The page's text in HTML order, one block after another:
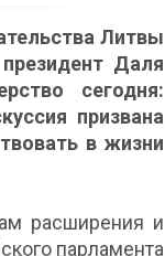
Литвы
Даля
сегодня:
призвана
в жизни
расширения и
парламента